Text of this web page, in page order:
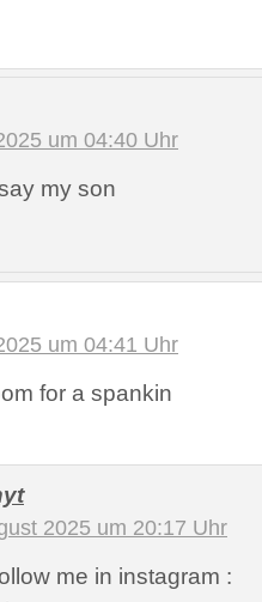
um 04:40 Uhr
my son
um 04:41 Uhr
for a spankin
2025 um 20:17 Uhr
me in instagram :